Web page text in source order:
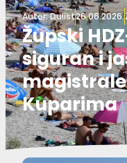
Autor:Dulist26.06.2026.
Župski
siguran i
Kuparima